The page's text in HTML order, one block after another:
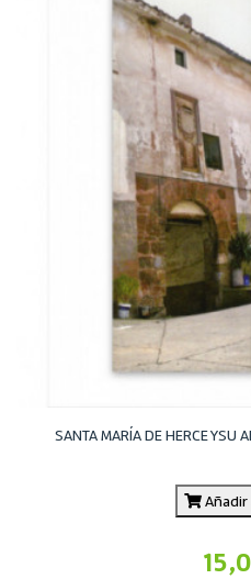
SANTA MARÍA DE HERCE YSU
Añadir